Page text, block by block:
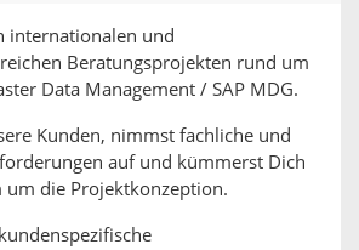
internationalen und
Beratungsprojekten rund um
Data Management / SAP MDG.
Kunden, nimmst fachliche und
auf und kümmerst Dich
um die Projektkonzeption.